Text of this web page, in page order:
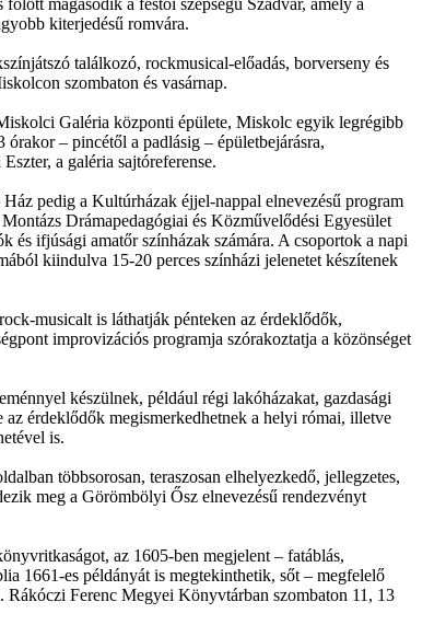
magasodik a festői szépségű Szádvár, amely a
kiterjedésű romvára.
találkozó, rockmusical-előadás, borverseny és
szombaton és vasárnap.
Galéria központi épülete, Miskolc egyik legrégibb
– pincétől a padlásig – épületbejárásra,
a galéria sajtóreferense.
pedig a Kultúrházak éjjel-nappal elnevezésű program
Drámapedagógiai és Közművelődési Egyesület
ifjúsági amatőr színházak számára. A csoportok a napi
kiindulva 15-20 perces színházi jelenetet készítenek
musicalt is láthatják pénteken az érdeklődők,
improvizációs programja szórakoztatja a közönséget
készülnek, például régi lakóházakat, gazdasági
érdeklődők megismerkedhetnek a helyi római, illetve
is.
többsorosan, teraszosan elhelyezkedő, jellegzetes,
meg a Görömbölyi Ősz elnevezésű rendezvényt
az 1605-ben megjelent – fatáblás,
1661-es példányát is megtekinthetik, sőt – megfelelő
Ferenc Megyei Könyvtárban szombaton 11, 13